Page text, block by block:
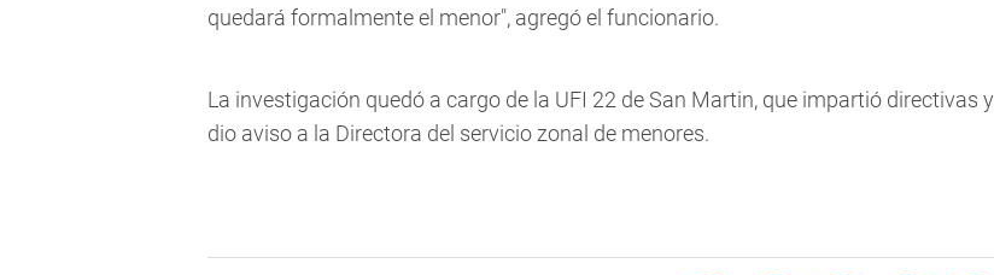
quedará formalmente el menor", agregó el funcionario.
La investigación quedó a cargo de la UFI 22 de San Martin, que impartió directivas y
dio aviso a la Directora del servicio zonal de menores.